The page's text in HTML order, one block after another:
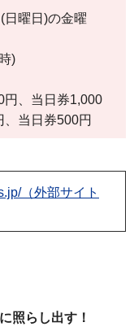
日曜日)の金曜
)
、当日券1,000
当日券500円
（外部サイト
照らし出す！